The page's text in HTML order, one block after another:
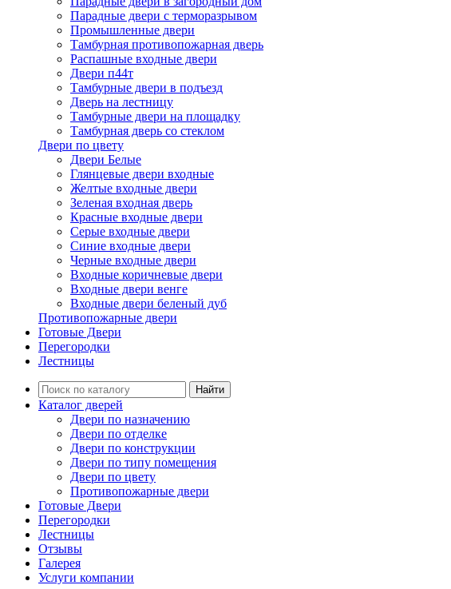
Парадные двери с терморазрывом
Промышленные двери
Тамбурная противопожарная дверь
Распашные входные двери
Двери п44т
Тамбурные двери в подъезд
Дверь на лестницу
Тамбурные двери на площадку
Тамбурная дверь со стеклом
Двери по цвету
Двери Белые
Глянцевые двери входные
Желтые входные двери
Зеленая входная дверь
Красные входные двери
Серые входные двери
Синие входные двери
Черные входные двери
Входные коричневые двери
Входные двери венге
Входные двери беленый дуб
Противопожарные двери
Готовые Двери
Перегородки
Лестницы
Найти
Каталог дверей
Двери по назначению
Двери по отделке
Двери по конструкции
Двери по типу помещения
Двери по цвету
Противопожарные двери
Готовые Двери
Перегородки
Лестницы
Отзывы
Галерея
Услуги компании